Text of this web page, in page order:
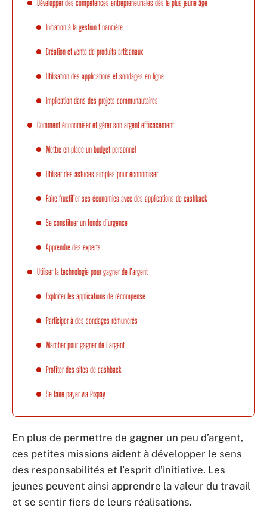
Développer des compétences entrepreneuriales dès le plus jeune âge
Initiation à la gestion financière
Création et vente de produits artisanaux
Utilisation des applications et sondages en ligne
Implication dans des projets communautaires
Comment économiser et gérer son argent efficacement
Mettre en place un budget personnel
Utiliser des astuces simples pour économiser
Faire fructifier ses économies avec des applications de cashback
Se constituer un fonds d’urgence
Apprendre des experts
Utiliser la technologie pour gagner de l’argent
Exploiter les applications de récompense
Participer à des sondages rémunérés
Marcher pour gagner de l’argent
Profiter des sites de cashback
Se faire payer via Pixpay
En plus de permettre de gagner un peu d’argent,
ces petites missions aident à développer le sens
des responsabilités et l’esprit d’initiative. Les
jeunes peuvent ainsi apprendre la valeur du travail
et se sentir fiers de leurs réalisations.